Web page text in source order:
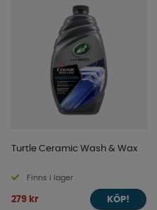
Turtle Ceramic Wash & Wax
Finns i lager
279 kr KÖP!